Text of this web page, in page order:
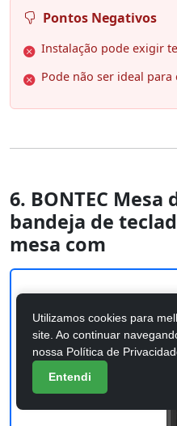
Pontos Negativos
Instalação pode exigir
Pode não ser ideal
6. BONTEC
bandeja de
mesa com
Utilizamos cookies para
site. Ao continuar
nossa Política de
Entendi